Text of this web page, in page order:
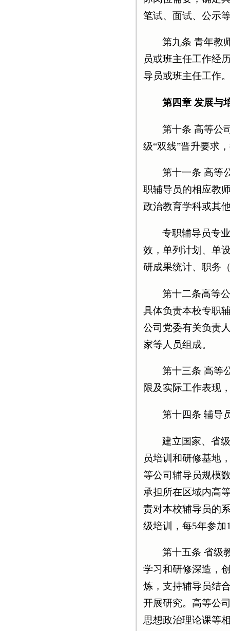
笔试、面试、公示
第九条 青年教
员或班主任工作经
导员或班主任工作
第四章 发展与
第十条 高等公
级“双线”晋升要求
第十一条 高等
职辅导员的相应教
政治教育学科或其
专职辅导员专
效，单列计划、单
研成果统计、职务
第十二条高等
具体负责本校专职
公司党委有关负责
家等人员组成。
第十三条 高等
限及实际工作表现
第十四条 辅导
建立国家、省
员培训和研修基地
等公司辅导员规模
承担所在区域内高
责对本校辅导员的
级培训，每5年参
第十五条 省级
学习和研修深造，
炼，支持辅导员结
开展研究。高等公
思想政治理论课等